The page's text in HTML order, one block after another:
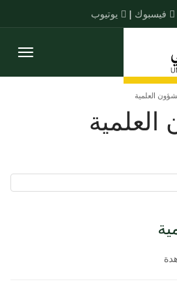
فيسبوك | يوتيوب
العلمية
العلمية